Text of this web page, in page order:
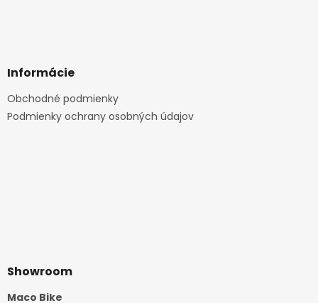
Informácie
Obchodné podmienky
Podmienky ochrany osobných údajov
Showroom
Maco Bike